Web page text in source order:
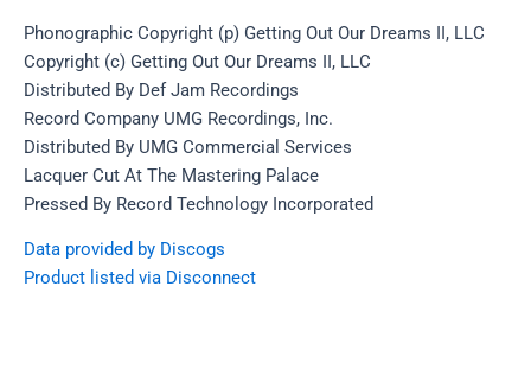
Phonographic Copyright (p) Getting Out Our Dreams II, LLC
Copyright (c) Getting Out Our Dreams II, LLC
Distributed By Def Jam Recordings
Record Company UMG Recordings, Inc.
Distributed By UMG Commercial Services
Lacquer Cut At The Mastering Palace
Pressed By Record Technology Incorporated
Data provided by Discogs
Product listed via Disconnect